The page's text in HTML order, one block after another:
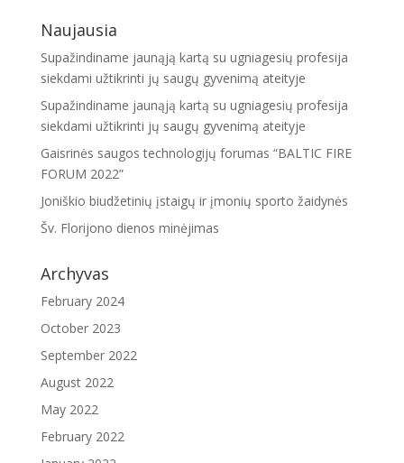
Naujausia
Supažindiname jaunąją kartą su ugniagesių profesija
siekdami užtikrinti jų saugų gyvenimą ateityje
Supažindiname jaunąją kartą su ugniagesių profesija
siekdami užtikrinti jų saugų gyvenimą ateityje
Gaisrinės saugos technologijų forumas “BALTIC FIRE
FORUM 2022”
Joniškio biudžetinių įstaigų ir įmonių sporto žaidynės
Šv. Florijono dienos minėjimas
Archyvas
February 2024
October 2023
September 2022
August 2022
May 2022
February 2022